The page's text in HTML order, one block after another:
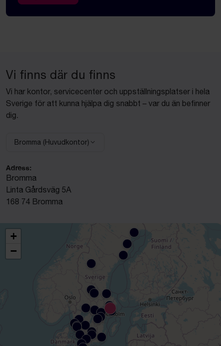
Vi finns där du finns
Vi har kontor, servicecenter och uppställningsplatser i hela
Sverige för att kunna hjälpa dig snabbt – var du än befinner
dig.
Välj anläggning:
Bromma (Huvudkontor)
Adress:
Bromma
Linta Gårdsväg 5A
168 74 Bromma
+
−